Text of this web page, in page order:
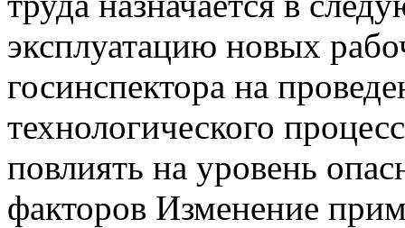
эксплуатацию новых
госинспектора на
технологического
повлиять на уровень
факторов Изменение